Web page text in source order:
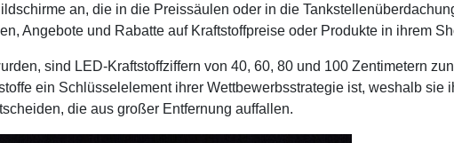
an, die in die Preissäulen oder in die
Angebote und Rabatte auf Kraftstoffpreise oder Produkte in ihrem
sind LED-Kraftstoffziffern von 40, 60, 80 und 100 Zentimetern
ein Schlüsselelement ihrer Wettbewerbsstrategie ist, weshalb sie
die aus großer Entfernung auffallen.